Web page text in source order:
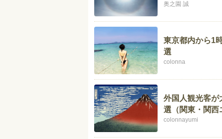
奥之園 誠
東京都内から1
選
colonna
外国人観光客が
選（関東・関西
colonnayumi